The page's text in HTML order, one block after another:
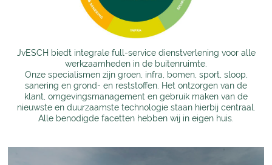
JvESCH biedt integrale full-service dienstverlening voor alle
werkzaamheden in de buitenruimte.
Onze specialismen zijn groen, infra, bomen, sport, sloop,
sanering en grond- en reststoffen. Het ontzorgen van de
klant, omgevingsmanagement en gebruik maken van de
nieuwste en duurzaamste technologie staan hierbij centraal.
Alle benodigde facetten hebben wij in eigen huis.